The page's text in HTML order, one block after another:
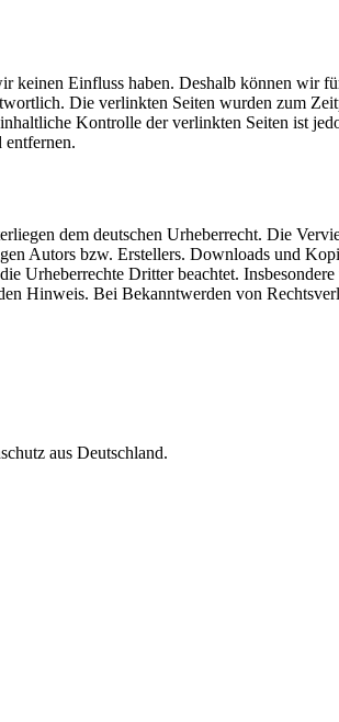
Einfluss haben. Deshalb können wir
Die verlinkten Seiten wurden zum
Kontrolle der verlinkten Seiten ist
dem deutschen Urheberrecht. Die
Autors bzw. Erstellers. Downloads und
Urheberrechte Dritter beachtet.
Hinweis. Bei Bekanntwerden von
aus Deutschland.